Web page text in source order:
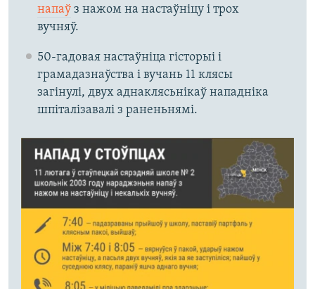
напаўз нажом на настаўніцу і трох
вучняў.
50-гадовая настаўніца гісторыі і
грамадазнаўства і вучань 11 клясы
загінулі, двух аднаклясьнікаў нападніка
шпіталізавалі з раненьнямі.